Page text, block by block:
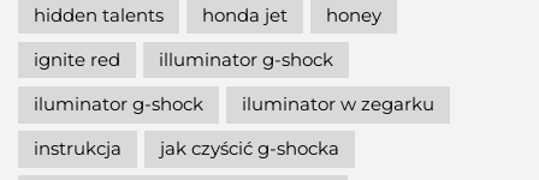
hidden talents
honda jet
honey
ignite red
illuminator g-shock
iluminator g-shock
iluminator w zegarku
instrukcja
jak czyścić g-shocka